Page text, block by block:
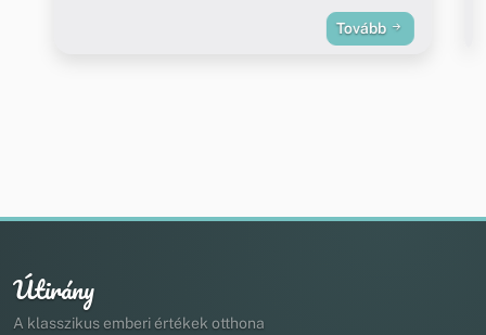
Tovább
Útirány
A klasszikus emberi értékek otthona